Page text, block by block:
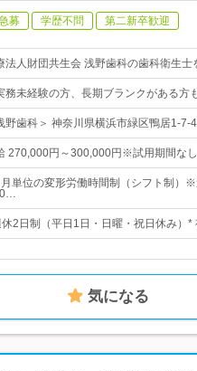
募 学歴不問 第二新卒歓迎
法人財団共生会 浅野歯科の歯科衛生
務未経験の方、長期ブランクがある
野歯科＞ 神奈川県横浜市緑区鴨居1-
270,000円～300,000円※試用期間なし
単位の変形労働時間制（シフト制）
2日制（平日1日・日曜・祝日休み）
気になる